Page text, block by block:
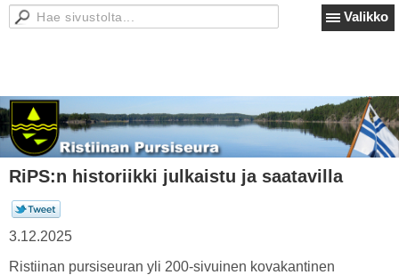
Valikko
RiPS:n historiikki julkaistu ja saatavilla
3.12.2025
Ristiinan pursiseuran yli 200-sivuinen kovakantinen